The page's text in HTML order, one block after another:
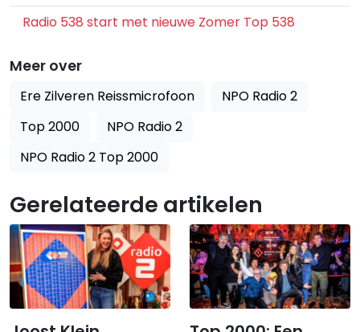
Radio 538 start met nieuwe Zomer Top 538
Meer over
Ere Zilveren Reissmicrofoon
NPO Radio 2
Top 2000
NPO Radio 2
NPO Radio 2 Top 2000
Gerelateerde artikelen